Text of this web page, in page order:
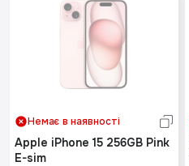
Немає в наявності
Apple iPhone 15 256GB Pink
E-sim